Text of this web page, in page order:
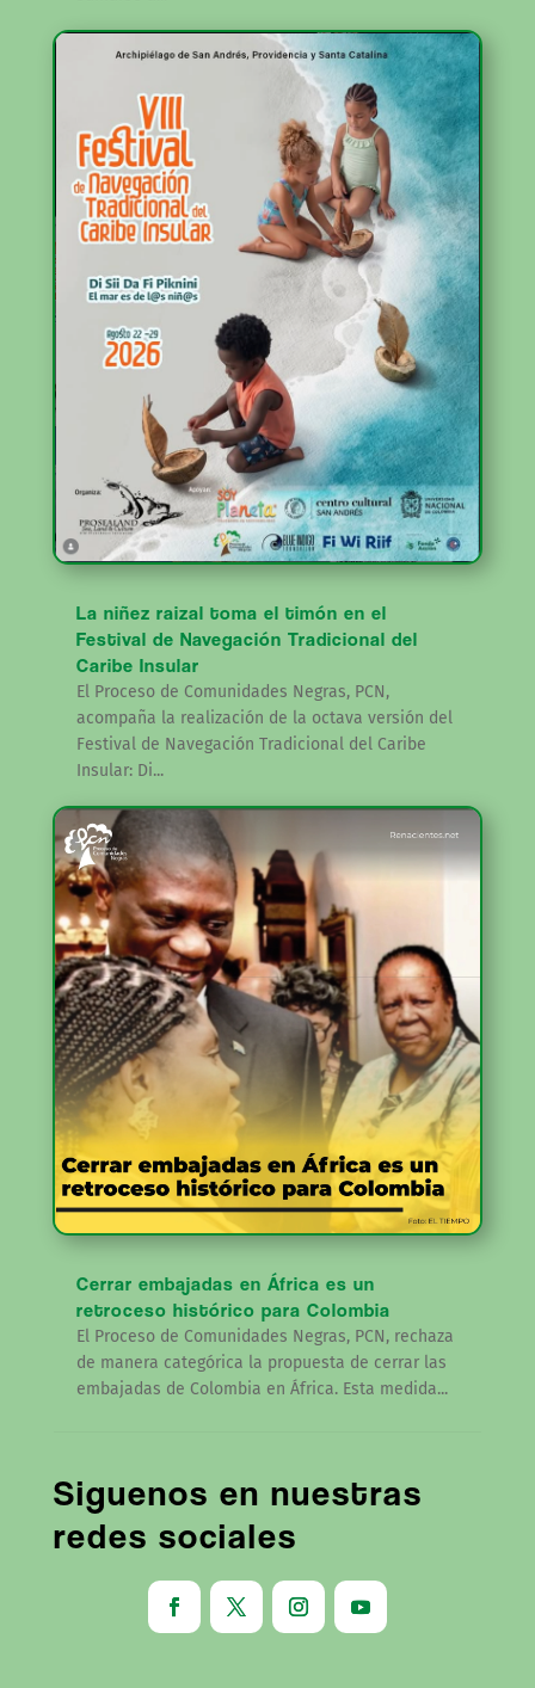
La niñez raizal toma el timón en el
Festival de Navegación Tradicional del
Caribe Insular
El Proceso de Comunidades Negras, PCN,
acompaña la realización de la octava versión del
Festival de Navegación Tradicional del Caribe
Insular: Di...
Cerrar embajadas en África es un
retroceso histórico para Colombia
El Proceso de Comunidades Negras, PCN, rechaza
de manera categórica la propuesta de cerrar las
embajadas de Colombia en África. Esta medida...
Siguenos en nuestras
redes sociales